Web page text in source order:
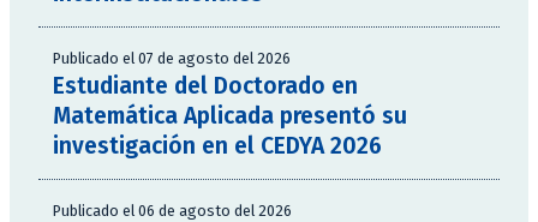
Publicado el 07 de agosto del 2026
Estudiante del Doctorado en
Matemática Aplicada presentó su
investigación en el CEDYA 2026
Publicado el 06 de agosto del 2026